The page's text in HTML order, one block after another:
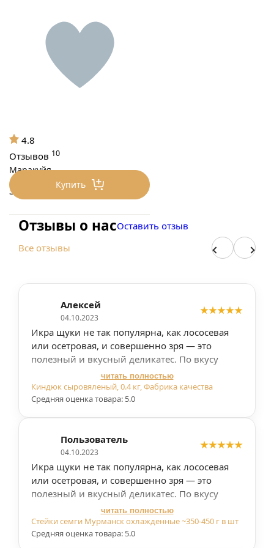
Купить
3000 ₽/кг
Маракуйя
4.8
Отзывов 10
Отзывы о насОставить отзыв
Все отзывы
Алексей
04.10.2023
Икра щуки не так популярна, как лососевая
или осетровая, и совершенно зря — это
полезный и вкусный деликатес. По вкусу
щучья икра немного напоминает черную, но
имеет свои узнаваемые оттенки. Умеренно-
соленый хорошо выраженный, но
Упругие золотистые икринки хорошо
намазывать на бутерброды или выкладывать
на тарталетки. Самый простой, но очень
вкусный способ подачи: выложить икру щуки
на ржаной хлеб и подавать с отварным
картофелем, посыпанным зеленью. Купить
банку икры 250 грамм по ценамниже
среднего вы можете в нашем интернет-
читать полностью
Киндюк сыровяленый, 0.4 кг, Фабрика качества
Средняя оценка товара: 5.0
Пользователь
04.10.2023
Икра щуки не так популярна, как лососевая
или осетровая, и совершенно зря — это
полезный и вкусный деликатес. По вкусу
щучья икра немного напоминает черную, но
имеет свои узнаваемые оттенки. Умеренно-
соленый хорошо выраженный, но
читать полностью
Стейки семги Мурманск охлажденные ~350-450 г в шт
Средняя оценка товара: 5.0